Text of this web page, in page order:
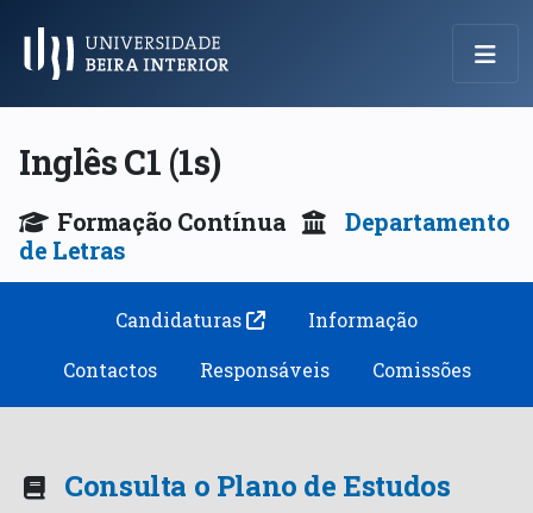
Menu Principal
Inglês C1 (1s)
Formação Contínua
Departamento
de Letras
Candidaturas
Informação
Contactos
Responsáveis Comissões
Consulta o Plano de Estudos